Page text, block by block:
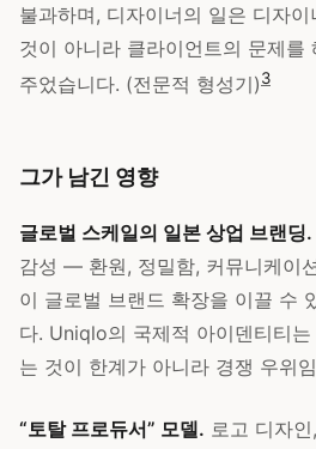
불과하며, 디자이너의 일은 디자
것이 아니라 클라이언트의 문제를
주었습니다. (전문적 형성기)3
그가 남긴 영향
글로벌 스케일의 일본 상업 브랜딩.
감성 — 환원, 정밀함, 커뮤니케이
이 글로벌 브랜드 확장을 이끌 수
다. Uniqlo의 국제적 아이덴티티는
는 것이 한계가 아니라 경쟁 우위
“토탈 프로듀서” 모델. 로고 디자